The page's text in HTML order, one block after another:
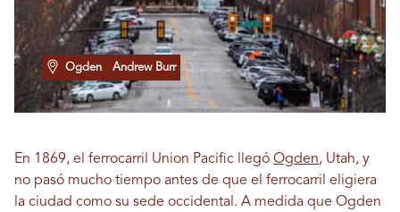
Ogden Andrew Burr
En 1869, el ferrocarril Union Pacific llegó Ogden, Utah, y
no pasó mucho tiempo antes de que el ferrocarril eligiera
la ciudad como su sede occidental. A medida que Ogden